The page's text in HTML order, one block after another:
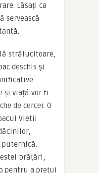
Lăsați ca
servească
strălucitoare,
deschis și
și viață vor fi
de cercei. O
Vietii
puternică.
brățări,
pentru a prețui